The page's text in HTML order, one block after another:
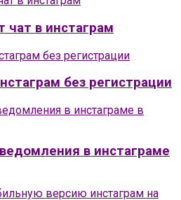
чат в инстаграм
без регистрации
в инстаграме